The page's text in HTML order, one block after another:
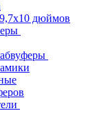
дюймов